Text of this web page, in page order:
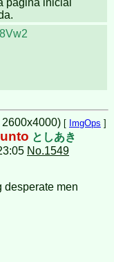
página inicial
[ ImgOps ]
としあき
No.1549
desperate men